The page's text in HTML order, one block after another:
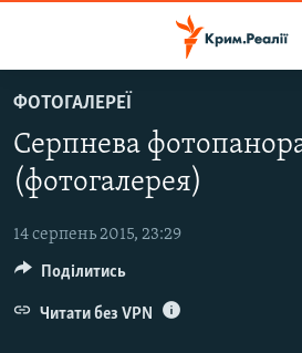
до
основного
матеріалу
Перейти
до
навігації
Перейти
ВОДА.КРИМ
ВІДЕО ТА ФОТО
ПОЛІТИКА
БЛОГИ
ПОГЛЯД
ФОТОГАЛЕРЕЇ
Серпнева
(фотогалерея)
14 серпень 2015, 23:29
Поділитись
Читати без VPN